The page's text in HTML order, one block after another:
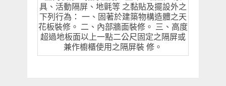
具、活動隔屏、地氈等 之黏貼及擺設外之
下列行為： 一、固著於建築物構造體之天
花板裝修。 二、內部牆面裝修。 三、高度
超過地板面以上一點二公尺固定之隔屏或
兼作櫥櫃使用之隔屏裝 修。